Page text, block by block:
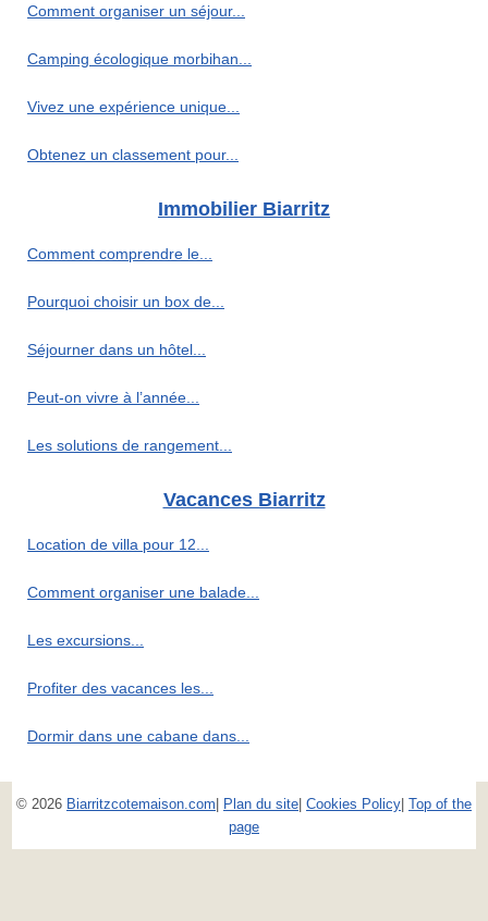
Comment organiser un séjour...
Camping écologique morbihan...
Vivez une expérience unique...
Obtenez un classement pour...
Immobilier Biarritz
Comment comprendre le...
Pourquoi choisir un box de...
Séjourner dans un hôtel...
Peut-on vivre à l’année...
Les solutions de rangement...
Vacances Biarritz
Location de villa pour 12...
Comment organiser une balade...
Les excursions...
Profiter des vacances les...
Dormir dans une cabane dans...
© 2026 Biarritzcotemaison.com Plan du site Cookies Policy Top of the
page